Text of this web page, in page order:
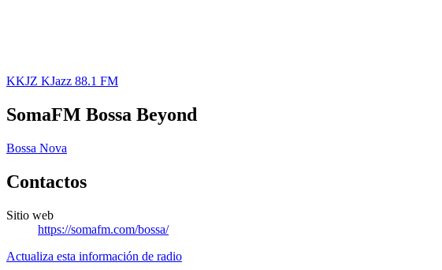
KKJZ KJazz 88.1 FM
SomaFM Bossa Beyond
Bossa Nova
Contactos
Sitio web
https://somafm.com/bossa/
Actualiza esta información de radio